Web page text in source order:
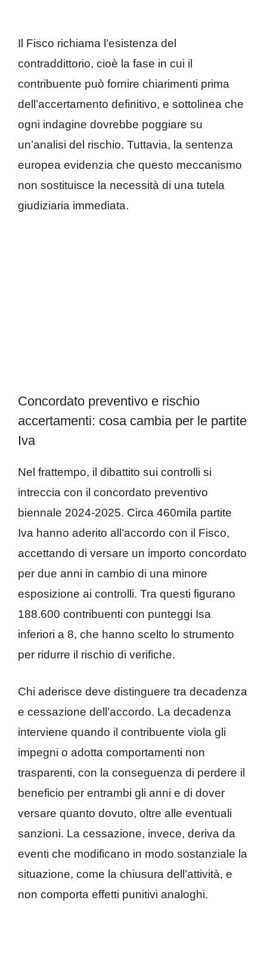
Il Fisco richiama l’esistenza del
contraddittorio, cioè la fase in cui il
contribuente può fornire chiarimenti prima
dell’accertamento definitivo, e sottolinea che
ogni indagine dovrebbe poggiare su
un’analisi del rischio. Tuttavia, la sentenza
europea evidenzia che questo meccanismo
non sostituisce la necessità di una tutela
giudiziaria immediata.
Concordato preventivo e rischio
accertamenti: cosa cambia per le partite
Iva
Nel frattempo, il dibattito sui controlli si
intreccia con il concordato preventivo
biennale 2024-2025. Circa 460mila partite
Iva hanno aderito all’accordo con il Fisco,
accettando di versare un importo concordato
per due anni in cambio di una minore
esposizione ai controlli. Tra questi figurano
188.600 contribuenti con punteggi Isa
inferiori a 8, che hanno scelto lo strumento
per ridurre il rischio di verifiche.
Chi aderisce deve distinguere tra decadenza
e cessazione dell’accordo. La decadenza
interviene quando il contribuente viola gli
impegni o adotta comportamenti non
trasparenti, con la conseguenza di perdere il
beneficio per entrambi gli anni e di dover
versare quanto dovuto, oltre alle eventuali
sanzioni. La cessazione, invece, deriva da
eventi che modificano in modo sostanziale la
situazione, come la chiusura dell’attività, e
non comporta effetti punitivi analoghi.